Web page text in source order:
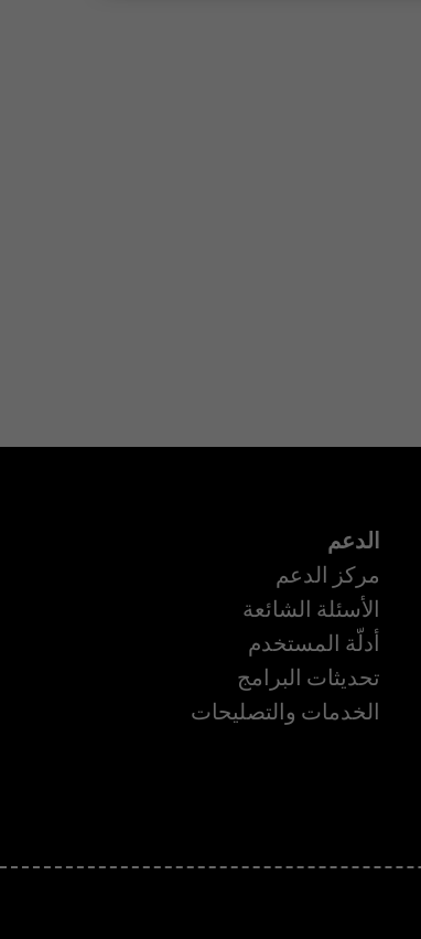
الدعم
مركز الدعم
الأسئلة الشائعة
أدلّة المستخدم
تحديثات البرامج
الخدمات والتصليحات